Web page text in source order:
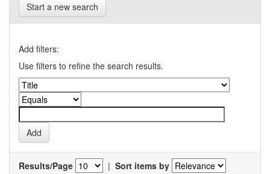
Start a new search
Add filters:
Use filters to refine the search results.
Results/Page | Sort items by